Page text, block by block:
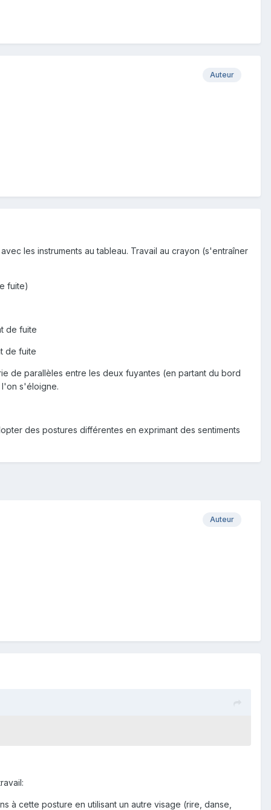
Auteur
les instruments au tableau. Travail au crayon (s'entraîner
fuite)
de fuite
de fuite
de parallèles entre les deux fuyantes (en partant du bord
l'on s'éloigne.
des postures différentes en exprimant des sentiments
Auteur
à cette posture en utilisant un autre visage (rire, danse,